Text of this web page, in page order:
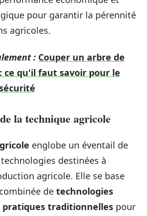
pour garantir la pérennité
agricoles.
: Couper un arbre de
ce qu'il faut savoir pour le
la technique agricole
englobe un éventail de
destinées à
agricole. Elle se base
de technologies
pratiques traditionnelles pour